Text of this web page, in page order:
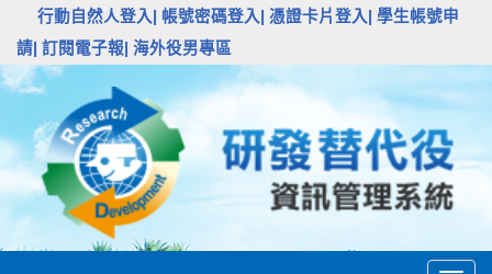
行動自然人登入| 帳號密碼登入| 憑證卡片登入|
學生帳號申
請| 訂閱電子報| 海外役男專區